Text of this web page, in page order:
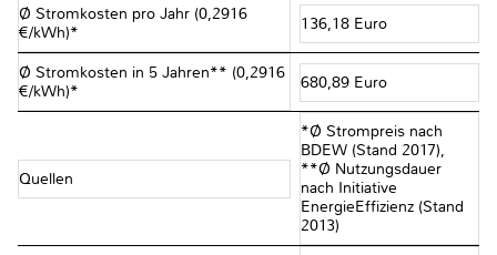
Ø Stromkosten pro Jahr (0,2916
€/kWh)*
136,18 Euro
Ø Stromkosten in 5 Jahren** (0,2916
€/kWh)*
680,89 Euro
Quellen
*Ø Strompreis nach
BDEW (Stand 2017),
**Ø Nutzungsdauer
nach Initiative
EnergieEffizienz (Stand
2013)